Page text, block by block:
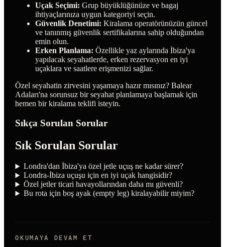
Uçak Seçimi: Grup büyüklüğünüze ve bagaj
ihtiyaçlarınıza uygun kategoriyi seçin.
Güvenlik Denetimi: Kiralama operatörünüzün güncel
ve tanınmış güvenlik sertifikalarına sahip olduğundan
emin olun.
Erken Planlama: Özellikle yaz aylarında İbiza'ya
yapılacak seyahatlerde, erken rezervasyon en iyi
uçaklara ve saatlere erişmenizi sağlar.
Özel seyahatin zirvesini yaşamaya hazır mısınız? Balear
Adaları'na sorunsuz bir seyahat planlamaya başlamak için
hemen bir kiralama teklifi isteyin.
Sıkça Sorulan Sorular
Sık Sorulan Sorular
Londra'dan İbiza'ya özel jetle uçuş ne kadar sürer?
Londra-İbiza uçuşu için en iyi uçak hangisidir?
Özel jetler ticari havayollarından daha mı güvenli?
Bu rota için boş ayak (empty leg) kiralayabilir miyim?
OKUMAYA DEVAM ET